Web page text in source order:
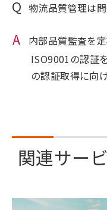
物流品質管理は
内部品質監査を
ISO9001の認証
の認証取得に向
関連サー